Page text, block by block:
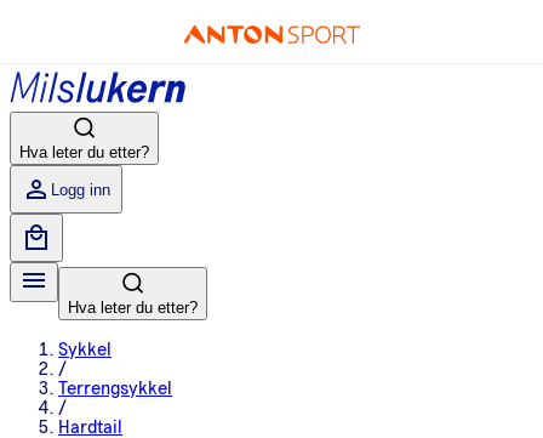
Hva leter du etter?
Logg inn
Hva leter du etter?
Sykkel
/
Terrengsykkel
/
Hardtail